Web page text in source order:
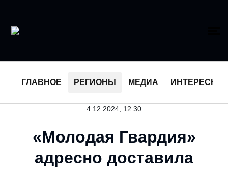
ГЛАВНОЕ РЕГИОНЫ МЕДИА ИНТЕРЕСНОЕ
4.12 2024, 12:30
«Молодая Гвардия»
адресно доставила